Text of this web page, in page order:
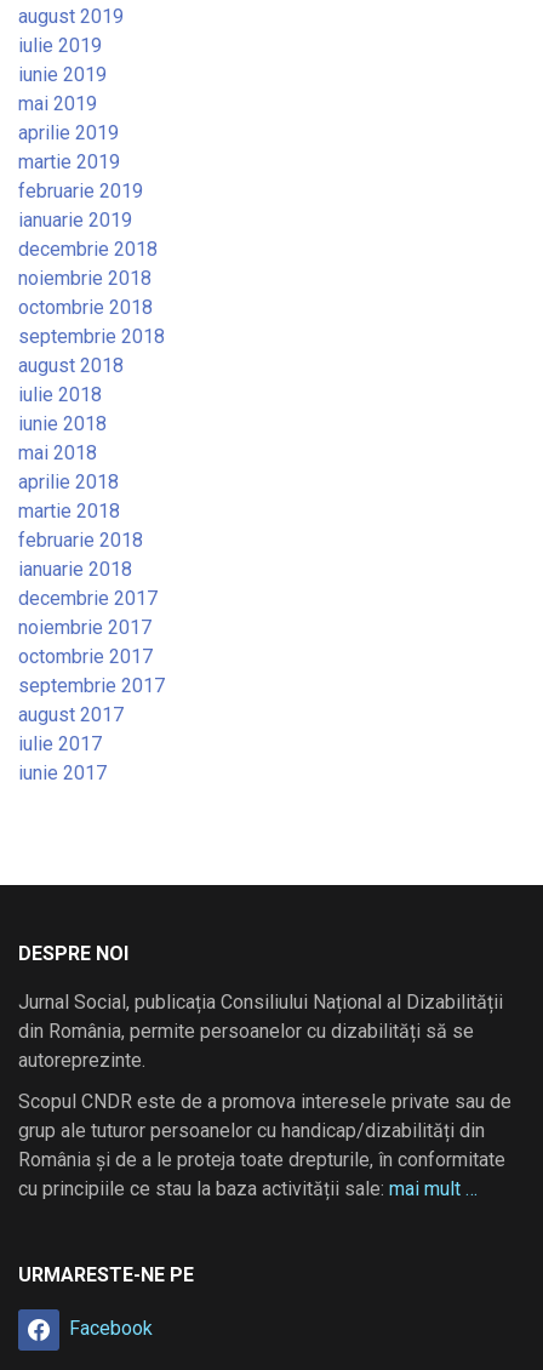
august 2019
iulie 2019
iunie 2019
mai 2019
aprilie 2019
martie 2019
februarie 2019
ianuarie 2019
decembrie 2018
noiembrie 2018
octombrie 2018
septembrie 2018
august 2018
iulie 2018
iunie 2018
mai 2018
aprilie 2018
martie 2018
februarie 2018
ianuarie 2018
decembrie 2017
noiembrie 2017
octombrie 2017
septembrie 2017
august 2017
iulie 2017
iunie 2017
DESPRE NOI
Jurnal Social, publicația Consiliului Național al Dizabilității
din România, permite persoanelor cu dizabilități să se
autoreprezinte.
Scopul CNDR este de a promova interesele private sau de
grup ale tuturor persoanelor cu handicap/dizabilități din
România și de a le proteja toate drepturile, în conformitate
cu principiile ce stau la baza activității sale: mai mult …
URMARESTE-NE PE
Facebook